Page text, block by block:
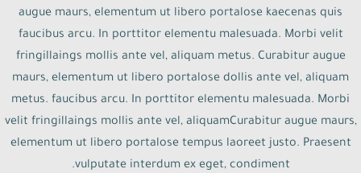
augue maurs, elementum ut libero portalose kaecenas quis
faucibus arcu. In porttitor elementu malesuada. Morbi velit
fringillaings mollis ante vel, aliquam metus. Curabitur augue
maurs, elementum ut libero portalose dollis ante vel, aliquam
metus. faucibus arcu. In porttitor elementu malesuada. Morbi
velit fringillaings mollis ante vel, aliquamCurabitur augue maurs,
elementum ut libero portalose tempus laoreet justo. Praesent
vulputate interdum ex eget, condiment.